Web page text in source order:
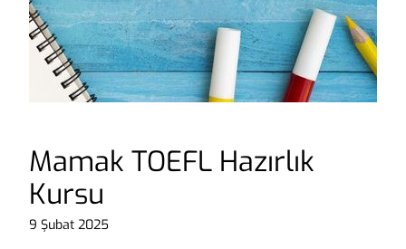
Mamak TOEFL Hazırlık
Kursu
9 Şubat 2025